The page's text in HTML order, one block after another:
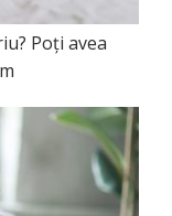
Poţi avea